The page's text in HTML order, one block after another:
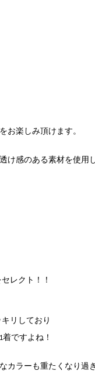
お楽しみ頂けます。
け感のある素材を使用
セレクト！！
リしており
ですよね！
カラーも重たくなり過